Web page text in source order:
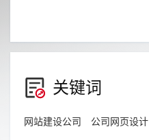
关键词
网站建设公司 公司网页设计